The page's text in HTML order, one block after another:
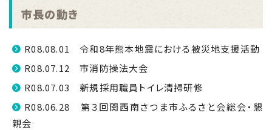
市長の動き
R08.08.01 令和8年熊本地震における被災地支援活動
R08.07.12 市消防操法大会
R08.07.03 新規採用職員トイレ清掃研修
R08.06.28 第３回関西南さつま市ふるさと会総会・懇
親会